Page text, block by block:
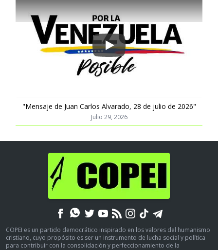
Play
"Mensaje de Juan Carlos Alvarado, 28 de julio de 2026"
Julio 29, 2026
COPEI es un partido democrático inspirado en los valores del humanismo
cristiano, cuyo propósito es ser un instrumento de lucha social y política
para contribuir con la consolidación y perfeccionamiento de la